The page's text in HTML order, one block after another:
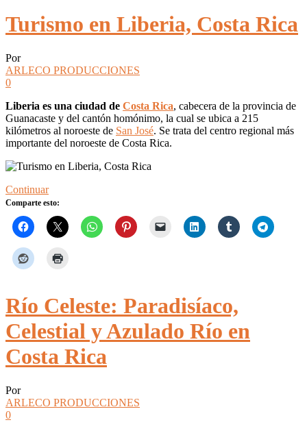
Turismo en Liberia, Costa Rica
Por
ARLECO PRODUCCIONES
0
Liberia es una ciudad de Costa Rica, cabecera de la provincia de
Guanacaste y del cantón homónimo, la cual se ubica a 215
kilómetros al noroeste de San José. Se trata del centro regional más
importante del noroeste de Costa Rica.
Continuar
Comparte esto:
Río Celeste: Paradisíaco,
Celestial y Azulado Río en
Costa Rica
Por
ARLECO PRODUCCIONES
0